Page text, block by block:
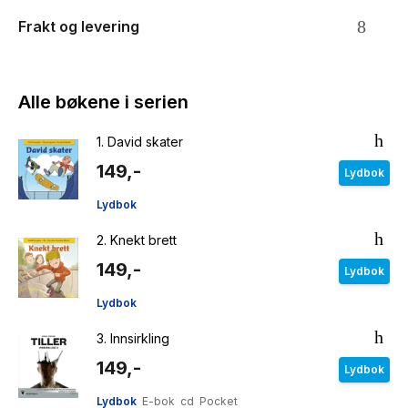
Frakt og levering
Alle bøkene i serien
1. David skater
149,- Lydbok
Lydbok
2. Knekt brett
149,- Lydbok
Lydbok
3. Innsirkling
149,- Lydbok
Lydbok E-bok cd Pocket